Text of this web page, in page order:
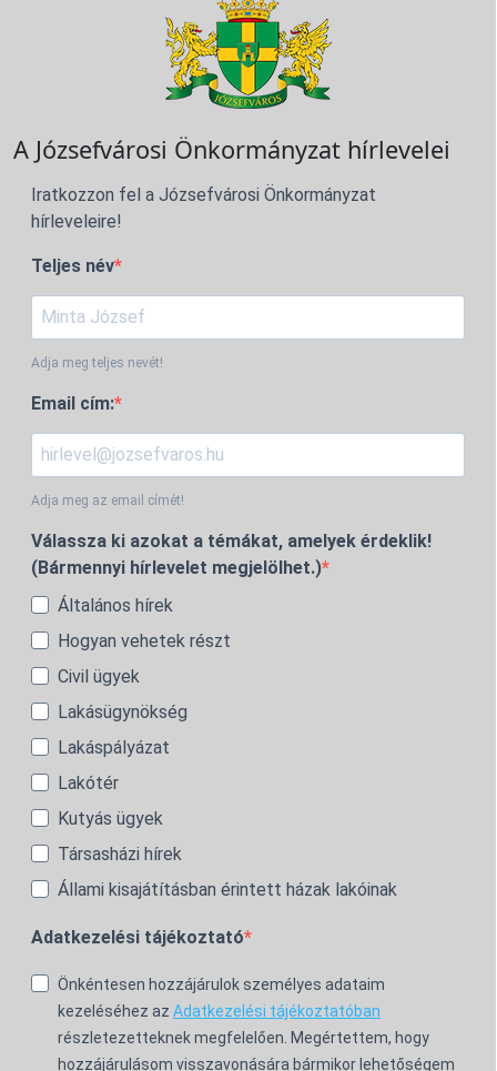
A Józsefvárosi Önkormányzat hírlevelei
Iratkozzon fel a Józsefvárosi Önkormányzat
hírleveleire!
Teljes név
Adja meg teljes nevét!
Email cím:
Adja meg az email címét!
Válassza ki azokat a témákat, amelyek érdeklik!
(Bármennyi hírlevelet megjelölhet.)
Általános hírek
Hogyan vehetek részt
Civil ügyek
Lakásügynökség
Lakáspályázat
Lakótér
Kutyás ügyek
Társasházi hírek
Állami kisajátításban érintett házak lakóinak
Adatkezelési tájékoztató
Önkéntesen hozzájárulok személyes adataim
kezeléséhez az Adatkezelési tájékoztatóban
részletezetteknek megfelelően. Megértettem, hogy
hozzájárulásom visszavonására bármikor lehetőségem